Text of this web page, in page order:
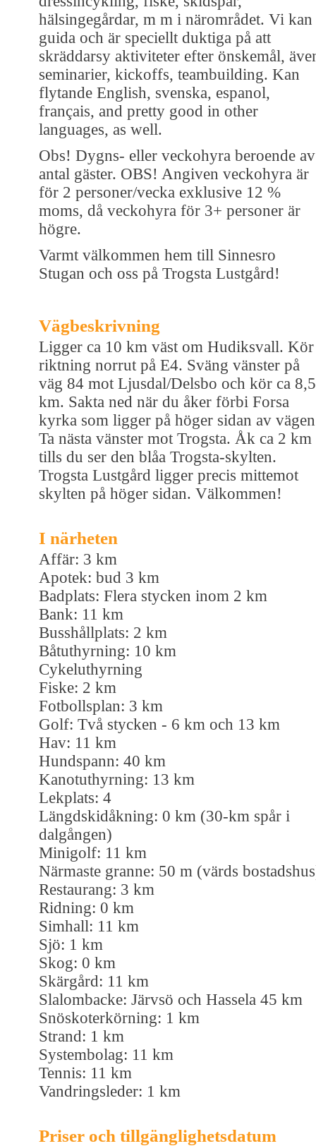
hälsingegårdar, m m i närområdet. Vi kan
guida och är speciellt duktiga på att
skräddarsy aktiviteter efter önskemål,
seminarier, kickoffs, teambuilding. Kan
flytande English, svenska, espanol,
français, and pretty good in other
languages, as well.
Obs! Dygns- eller veckohyra beroende av
antal gäster. OBS! Angiven veckohyra är
för 2 personer/vecka exklusive 12 %
moms, då veckohyra för 3+ personer är
högre.
Varmt välkommen hem till Sinnesro
Stugan och oss på Trogsta Lustgård!
Vägbeskrivning
Ligger ca 10 km väst om Hudiksvall.
riktning norrut på E4. Sväng vänster på
väg 84 mot Ljusdal/Delsbo och kör ca 8,5
km. Sakta ned när du åker förbi Forsa
kyrka som ligger på höger sidan av
Ta nästa vänster mot Trogsta. Åk ca 2 km
tills du ser den blåa Trogsta-skylten.
Trogsta Lustgård ligger precis mittemot
skylten på höger sidan. Välkommen!
I närheten
Affär: 3 km
Apotek: bud 3 km
Badplats: Flera stycken inom 2 km
Bank: 11 km
Busshållplats: 2 km
Båtuthyrning: 10 km
Cykeluthyrning
Fiske: 2 km
Fotbollsplan: 3 km
Golf: Två stycken - 6 km och 13 km
Hav: 11 km
Hundspann: 40 km
Kanotuthyrning: 13 km
Lekplats: 4
Längdskidåkning: 0 km (30-km spår i
dalgången)
Minigolf: 11 km
Närmaste granne: 50 m (värds
Restaurang: 3 km
Ridning: 0 km
Simhall: 11 km
Sjö: 1 km
Skog: 0 km
Skärgård: 11 km
Slalombacke: Järvsö och Hassela 45 km
Snöskoterkörning: 1 km
Strand: 1 km
Systembolag: 11 km
Tennis: 11 km
Vandringsleder: 1 km
Priser och tillgänglighetsdatum